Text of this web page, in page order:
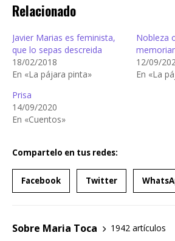
Relacionado
Javier Marias es feminista,
que lo sepas descreida
18/02/2018
En «La pájara pinta»
Nobleza
12/09/
En «La
Prisa
14/09/2020
En «Cuentos»
Compartelo en tus redes:
Facebook Twitter
Sobre Maria Toca
1942 artículos